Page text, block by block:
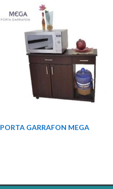
PORTA GARRAFON MEGA